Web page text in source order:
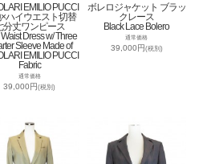
EMILIO PUCCI
ハイウエスト切替
分丈ワンピース
Dress w/ Three
Sleeve Made of
EMILIO PUCCI
Fabric
通常価格
39,000円(税別)
ボレロジャケット ブラッ
クレース
Black Lace Bolero
通常価格
39,000円(税別)